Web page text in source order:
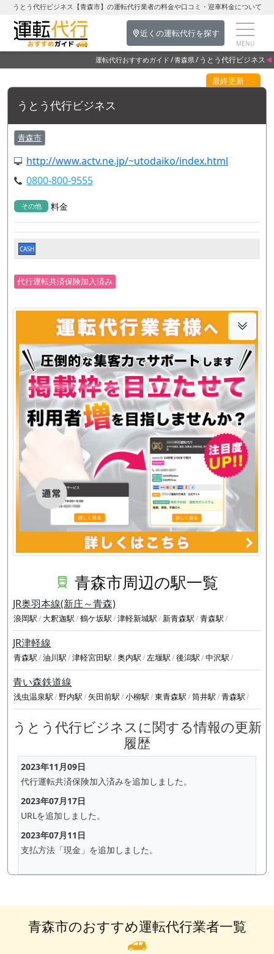
うとう代行ビジネス【青森市】の運転代行業者の料金や口コミ・迎車料金について
近くの運転代行を探す
運転代行おすすめガイド 青森県 うとう代行ビジネス
最終更新：-
うとう代行ビジネス
青森市
http://www.actv.ne.jp/~utodaiko/index.html
0800-800-9555
その他 料金
CASH
代行運転共済保険加入済み
青森市周辺の駅一覧
JR奥羽本線(新庄～青森)
浪岡駅 大釈迦駅 鶴ケ坂駅 津軽新城駅 新青森駅 青森駅
JR津軽線
青森駅 油川駅 津軽宮田駅 奥内駅 左堰駅 後潟駅 中沢駅
青い森鉄道線
浅虫温泉駅 野内駅 矢田前駅 小柳駅 東青森駅 筒井駅 青森駅
うとう代行ビジネスに関する情報の更新
履歴
2023年11月09日
代行運転共済保険加入済みを追加しました。
2023年07月17日
URLを追加しました。
2023年07月11日
支払方法「現金」を追加しました。
青森市のおすすめ運転代行業者一覧